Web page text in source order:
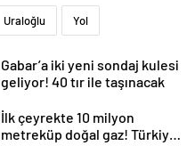
Uraloğlu Yol
Gabar’a iki yeni sondaj kulesi
geliyor! 40 tır ile taşınacak
İlk çeyrekte 10 milyon
metreküp doğal gaz! Türkiye